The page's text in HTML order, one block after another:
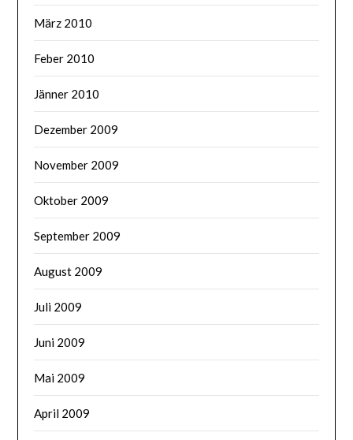
März 2010
Feber 2010
Jänner 2010
Dezember 2009
November 2009
Oktober 2009
September 2009
August 2009
Juli 2009
Juni 2009
Mai 2009
April 2009